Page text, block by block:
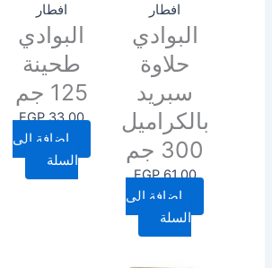
افطار
البوادي
حلاوة
سبريد
بالكراميل
300 جم
EGP61.00
إضافة إلى
السلة
افطار
البوادي
طحينة
125 جم
EGP33.00
إضافة إلى
السلة